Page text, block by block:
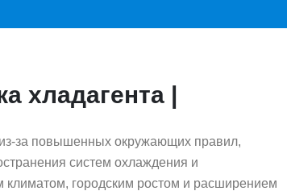
хладагента |
из-за повышенных окружающих правил,
систем охлаждения и
климатом, городским ростом и расширением